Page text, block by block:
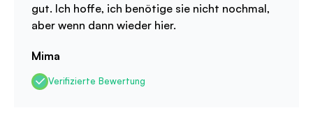
gut. Ich hoffe, ich benötige sie nicht nochmal,
aber wenn dann wieder hier.
Mima
Verifizierte Bewertung